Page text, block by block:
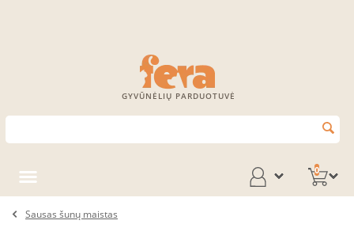
GYVŪNĖLIŲ PARDUOTUVĖ
0
Sausas šunų maistas